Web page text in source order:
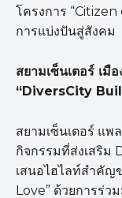
โครงการ
การแบ่งปันสู่สังคม
สยามเซ็นเตอร์ เมื
“DiversCity
สยามเซ็นเตอร์ แ
กิจกรรมที่ส่งเสริม
เสนอไฮไลท์สำคัญ
Love” ด้วยการร่